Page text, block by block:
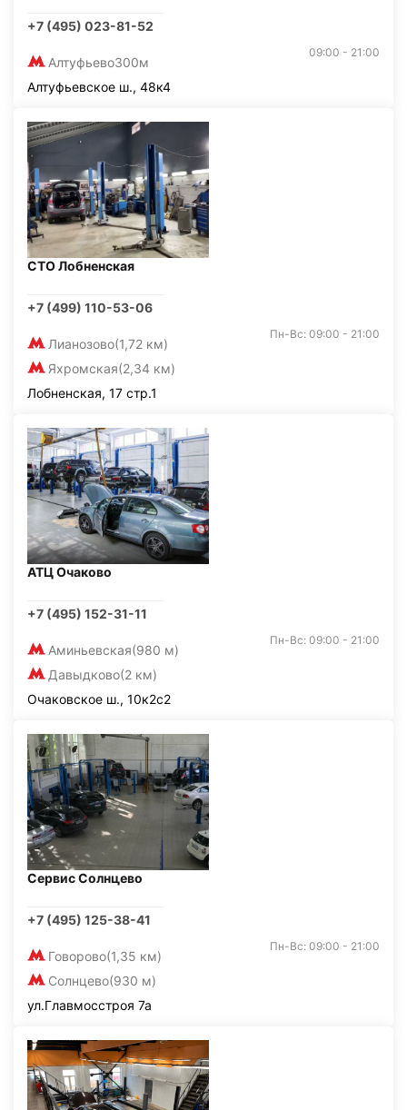
+7 (495) 023-81-52
Алтуфьево300м
09:00 - 21:00
Алтуфьевское ш., 48к4
СТО Лобненская
+7 (499) 110-53-06
Лианозово(1,72 км)
Яхромская(2,34 км)
Пн-Вс: 09:00 - 21:00
Лобненская, 17 стр.1
АТЦ Очаково
+7 (495) 152-31-11
Аминьевская(980 м)
Давыдково(2 км)
Пн-Вс: 09:00 - 21:00
Очаковское ш., 10к2с2
Сервис Солнцево
+7 (495) 125-38-41
Говорово(1,35 км)
Солнцево(930 м)
Пн-Вс: 09:00 - 21:00
ул.Главмосстроя 7а